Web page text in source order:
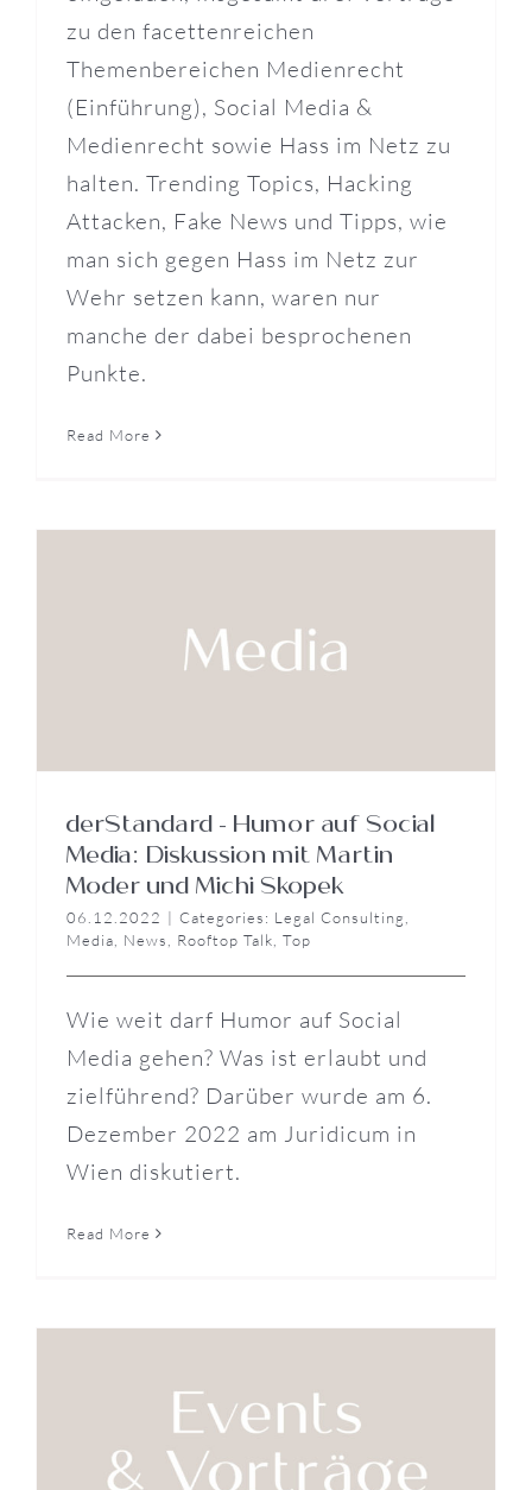
zu den facettenreichen
Themenbereichen Medienrecht
(Einführung), Social Media &
Medienrecht sowie Hass im Netz zu
halten. Trending Topics, Hacking
Attacken, Fake News und Tipps, wie
man sich gegen Hass im Netz zur
Wehr setzen kann, waren nur
manche der dabei besprochenen
Punkte.
Read More
derStandard – Humor auf Social
Media: Diskussion mit Martin
Moder und Michi Skopek
06.12.2022 | Categories: Legal Consulting
Media
News Rooftop Talk Top
Wie weit darf Humor auf Social
Media gehen? Was ist erlaubt und
zielführend? Darüber wurde am 6.
Dezember 2022 am Juridicum in
Wien diskutiert.
Read More